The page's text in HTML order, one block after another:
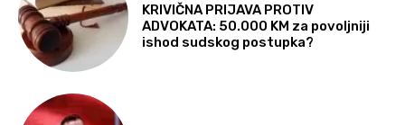
KRIVIČNA PRIJAVA PROTIV
ADVOKATA: 50.000 KM za povoljniji
ishod sudskog postupka?